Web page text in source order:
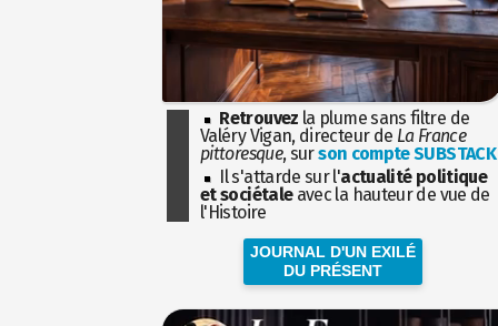
Retrouvez la plume sans filtre de
Valéry Vigan, directeur de La France
pittoresque, surson compte SUBSTACK
Il s'attarde sur l'actualité politique
et sociétaleavec la hauteur de vue de
l'Histoire
JOURNAL D'UN EXILÉ
DU PRÉSENT